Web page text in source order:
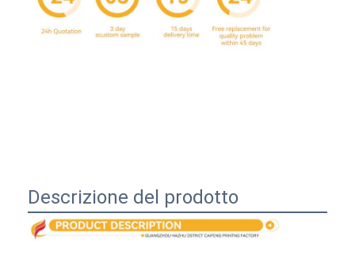
Casa.
Descrizione del prodotto